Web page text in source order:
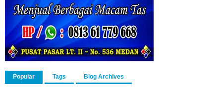
Popular Tags Blog Archives